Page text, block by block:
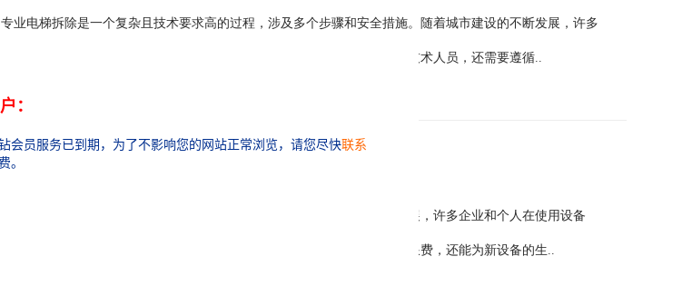
专业电梯拆除是一个复杂且技术要求高的过程，涉及多个步骤和安全措施。随着城市建设的不断发展，许多
老旧电梯需要被拆除以便进行更新或改造。专业电梯拆除不仅需要专业的技术人员，还需要遵循..
回收二手设备是一个重要的环保和资源再利用的过程
回收二手设备是一个重要的环保和资源再利用的过程。随着科技的快速发展，许多企业和个人在使用设备
时，往往会面临设备更新换代的问题。二手设备的回收不仅可以减少资源浪费，还能为新设备的生..